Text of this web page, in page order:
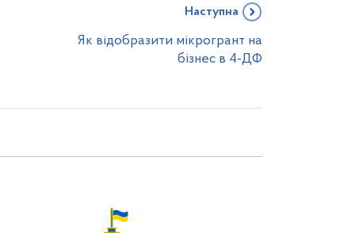
Наступна
Як відобразити мікрогрант на
бізнес в 4-ДФ